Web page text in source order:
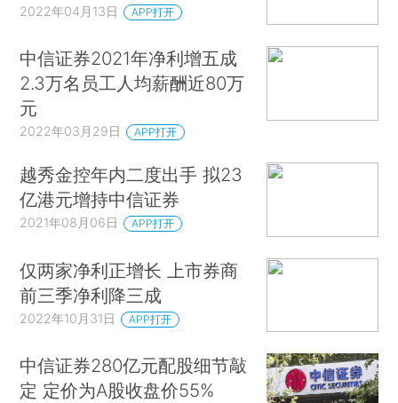
2022年04月13日 APP打开
中信证券2021年净利增五成
2.3万名员工人均薪酬近80万
元
2022年03月29日 APP打开
越秀金控年内二度出手 拟23
亿港元增持中信证券
2021年08月06日 APP打开
仅两家净利正增长 上市券商
前三季净利降三成
2022年10月31日 APP打开
中信证券280亿元配股细节敲
定 定价为A股收盘价55%